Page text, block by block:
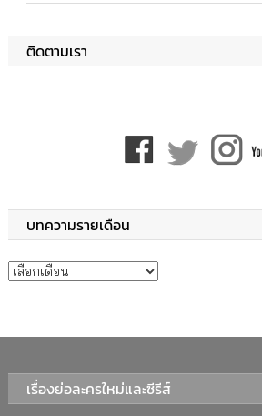
ติดตามเรา
บทความรายเดือน
บทความรายเดือน
เรื่องย่อละครใหม่และซีรีส์